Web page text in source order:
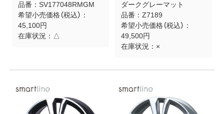
品番： SV177048RMGM
希望小売価格（税込）：
45,100円
在庫状況： △
ダークグレーマット
品番： Z7189
希望小売価格（税込）：
49,500円
在庫状況： ×